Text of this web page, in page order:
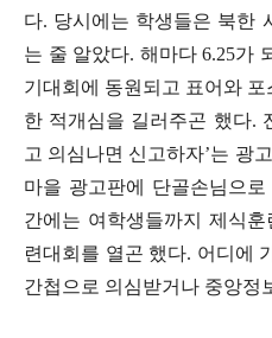
다. 당시에는 학생들은 북한
는 줄 알았다. 해마다 6.25가
기대회에 동원되고 표어와
한 적개심을 길러주곤 했다.
고 의심나면 신고하자’는 광
마을 광고판에 단골손님으
간에는 여학생들까지 제식
련대회를 열곤 했다. 어디에
간첩으로 의심받거나 중앙정